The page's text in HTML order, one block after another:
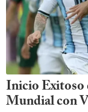
Inicio Exitoso
Mundial con